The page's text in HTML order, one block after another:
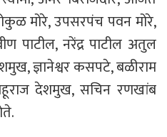
मोरे, उपसरपंच पवन मोरे,
पाटील, नरेंद्र पाटील अतुल
ज्ञानेश्वर कसपटे, बळीराम
देशमुख, सचिन रणखांब